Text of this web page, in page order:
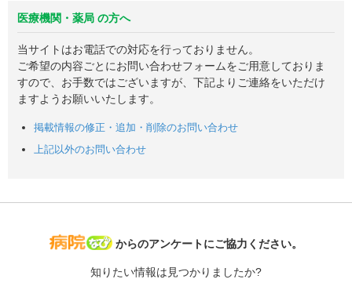
医療機関・薬局 の方へ
当サイトはお電話での対応を行っておりません。
ご希望の内容ごとにお問い合わせフォームをご用意しておりま
すので、お手数ではございますが、下記よりご連絡をいただけ
ますようお願いいたします。
掲載情報の修正・追加・削除のお問い合わせ
上記以外のお問い合わせ
病院なび
からのアンケートにご協力ください。
知りたい情報は見つかりましたか?